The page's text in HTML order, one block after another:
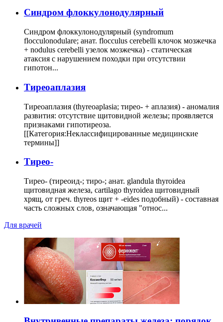
Cиндром флоккулонодулярный
Синдром флоккулонодулярный (syndromum
flocculonodulare; анат. flocculus cerebelli клочок мозжечка
+ nodulus cerebelli узелок мозжечка) - статическая
атаксия с нарушением походки при отсутствии
гипотон...
Тиреоаплазия
Тиреоаплазия (thyreoaplasia; тирео- + аплазия) - аномалия
развития: отсутствие щитовидной железы; проявляется
признаками гипотиреоза.
[[Категория:Неклассифицированные медицинские
термины]]
Тирео-
Тирео- (тиреоид-; тиро-; анат. glandula thyroidea
щитовидная железа, cartilago thyroidea щитовидный
хрящ, от греч. thyreos щит + -eides подобный) - составная
часть сложных слов, означающая "относ...
Для врачей